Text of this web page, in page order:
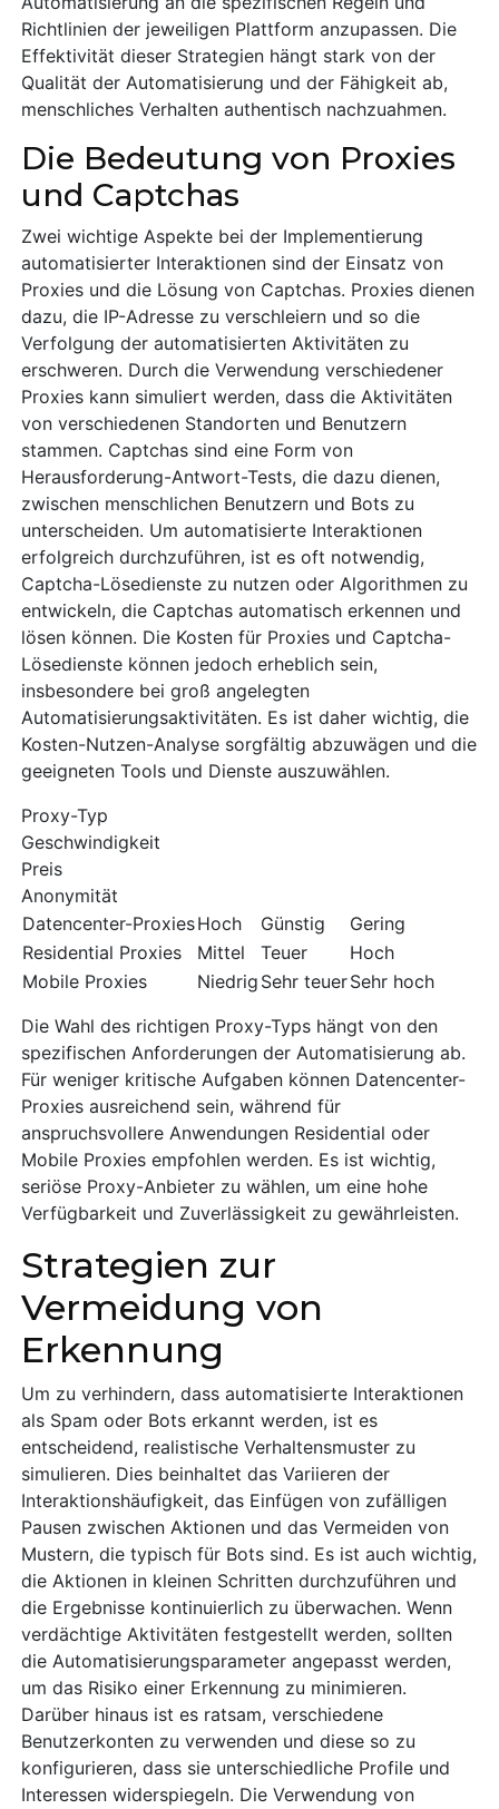
Richtlinien der jeweiligen Plattform anzupassen. Die
Effektivität dieser Strategien hängt stark von der
Qualität der Automatisierung und der Fähigkeit ab,
menschliches Verhalten authentisch nachzuahmen.
Die Bedeutung von Proxies
und Captchas
Zwei wichtige Aspekte bei der Implementierung
automatisierter Interaktionen sind der Einsatz von
Proxies und die Lösung von Captchas. Proxies dienen
dazu, die IP-Adresse zu verschleiern und so die
Verfolgung der automatisierten Aktivitäten zu
erschweren. Durch die Verwendung verschiedener
Proxies kann simuliert werden, dass die Aktivitäten
von verschiedenen Standorten und Benutzern
stammen. Captchas sind eine Form von
Herausforderung-Antwort-Tests, die dazu dienen,
zwischen menschlichen Benutzern und Bots zu
unterscheiden. Um automatisierte Interaktionen
erfolgreich durchzuführen, ist es oft notwendig,
Captcha-Lösedienste zu nutzen oder Algorithmen zu
entwickeln, die Captchas automatisch erkennen und
lösen können. Die Kosten für Proxies und Captcha-
Lösedienste können jedoch erheblich sein,
insbesondere bei groß angelegten
Automatisierungsaktivitäten. Es ist daher wichtig, die
Kosten-Nutzen-Analyse sorgfältig abzuwägen und die
geeigneten Tools und Dienste auszuwählen.
Proxy-Typ
Geschwindigkeit
Preis
Anonymität
Datencenter-ProxiesHoch Günstig
Gering
Residential Proxies
Mittel Teuer
Hoch
Mobile Proxies
Niedrig Sehr teuerSehr hoch
Die Wahl des richtigen Proxy-Typs hängt von den
spezifischen Anforderungen der Automatisierung ab.
Für weniger kritische Aufgaben können Datencenter-
Proxies ausreichend sein, während für
anspruchsvollere Anwendungen Residential oder
Mobile Proxies empfohlen werden. Es ist wichtig,
seriöse Proxy-Anbieter zu wählen, um eine hohe
Verfügbarkeit und Zuverlässigkeit zu gewährleisten.
Strategien zur
Vermeidung von
Erkennung
Um zu verhindern, dass automatisierte Interaktionen
als Spam oder Bots erkannt werden, ist es
entscheidend, realistische Verhaltensmuster zu
simulieren. Dies beinhaltet das Variieren der
Interaktionshäufigkeit, das Einfügen von zufälligen
Pausen zwischen Aktionen und das Vermeiden von
Mustern, die typisch für Bots sind. Es ist auch wichtig,
die Aktionen in kleinen Schritten durchzuführen und
die Ergebnisse kontinuierlich zu überwachen. Wenn
verdächtige Aktivitäten festgestellt werden, sollten
die Automatisierungsparameter angepasst werden,
um das Risiko einer Erkennung zu minimieren.
Darüber hinaus ist es ratsam, verschiedene
Benutzerkonten zu verwenden und diese so zu
konfigurieren, dass sie unterschiedliche Profile und
Interessen widerspiegeln. Die Verwendung von